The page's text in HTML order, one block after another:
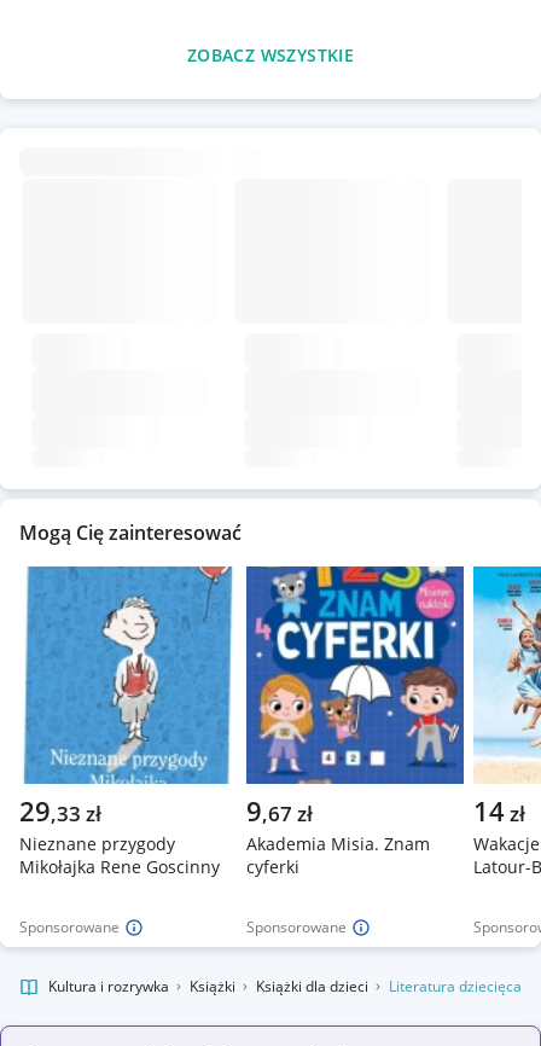
ZOBACZ WSZYSTKIE
Mogą Cię zainteresować
Sponsorowane
29,33 zł
Nieznane przygody
Mikołajka Rene Goscinny
Sponsorowane
9,67 zł
Akademia Misia. Znam
cyferki
14zł
Latour-
Kultura i rozrywka Książki Książki dla dzieci Literatura dziecięca